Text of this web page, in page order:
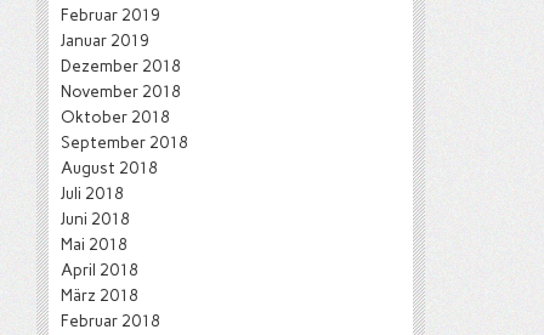
Februar 2019
Januar 2019
Dezember 2018
November 2018
Oktober 2018
September 2018
August 2018
Juli 2018
Juni 2018
Mai 2018
April 2018
März 2018
Februar 2018